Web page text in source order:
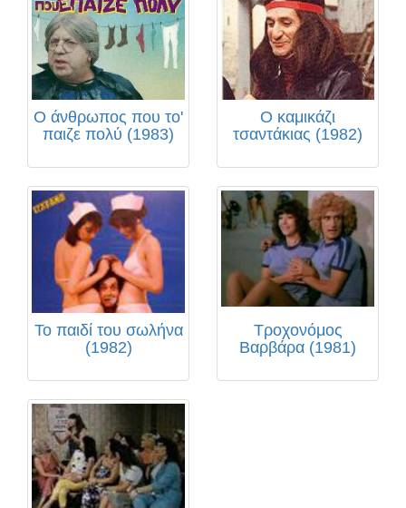
Ο άνθρωπος που το'
παιζε πολύ (1983)
Ο καμικάζι
τσαντάκιας (1982)
Το παιδί του σωλήνα
(1982)
Τροχονόμος
Βαρβάρα (1981)